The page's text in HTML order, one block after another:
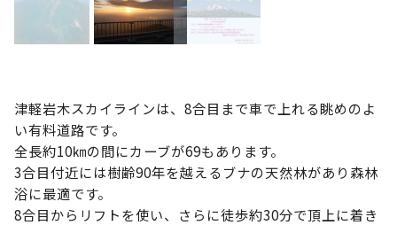
津軽岩木スカイラインは、8合目まで車で上れる眺めのよ
い有料道路です。
全長約10㎞の間にカーブが69もあります。
3合目付近には樹齢90年を越えるブナの天然林があり森林
浴に最適です。
8合目からリフトを使い、さらに徒歩約30分で頂上に着き